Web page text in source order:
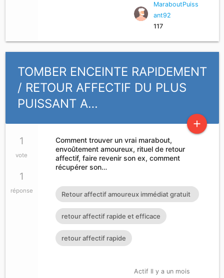
MaraboutPuiss
ant92
117
TOMBER ENCEINTE RAPIDEMENT
/ RETOUR AFFECTIF DU PLUS
PUISSANT A…
add
1
vote
1
réponse
Comment trouver un vrai marabout,
envoûtement amoureux, rituel de retour
affectif, faire revenir son ex, comment
récupérer son…
Retour affectif amoureux immédiat gratuit
Rituel retour affectif
retour affectif rapide et efficace
retour affectif rapide
Actif Il y a un mois